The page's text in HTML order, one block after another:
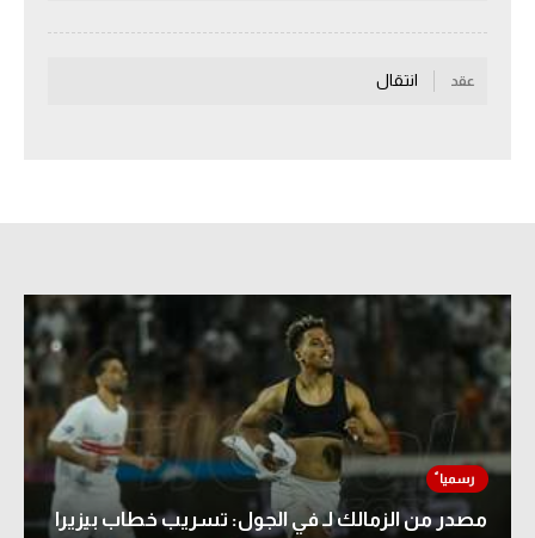
سعودي في الجول
الدوري الإنجليزي
أمم إفريقيا
كرة السلة الأمريكية
كرة سلة
كرة يد
كرة طائرة
عقد انتقال
مصدر من الزمالك لـ في الجول: تسريب خطاب بيزيرا